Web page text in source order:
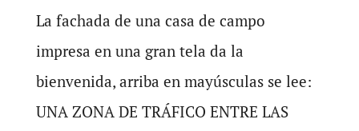
La fachada de una casa de campo
impresa en una gran tela da la
bienvenida, arriba en mayúsculas se lee:
UNA ZONA DE TRÁFICO ENTRE LAS